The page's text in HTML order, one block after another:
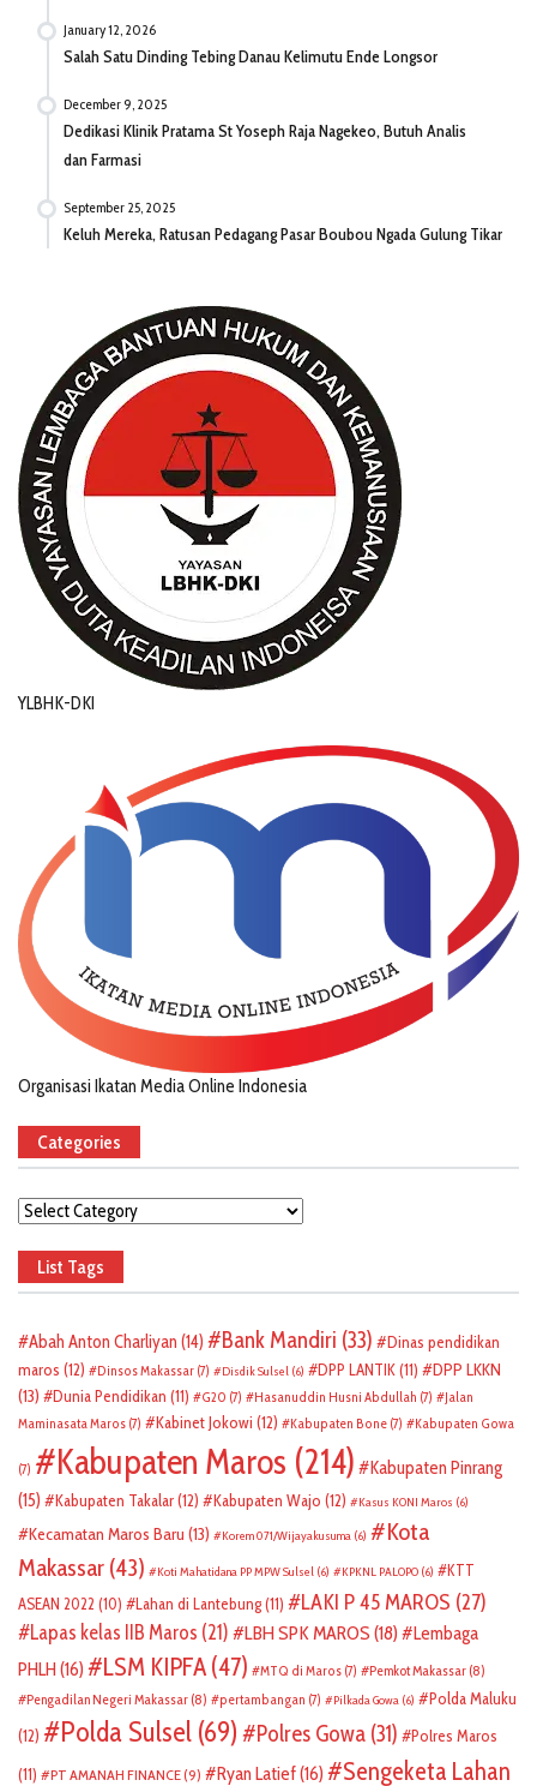
January 12, 2026
Salah Satu Dinding Tebing Danau Kelimutu Ende Longsor
December 9, 2025
Dedikasi Klinik Pratama St Yoseph Raja Nagekeo, Butuh Analis
dan Farmasi
September 25, 2025
Keluh Mereka, Ratusan Pedagang Pasar Boubou Ngada Gulung Tikar
YLBHK-DKI
Organisasi Ikatan Media Online Indonesia
Categories
Categories
List Tags
Abah Anton Charliyan (14) Bank Mandiri (33)
Dinas pendidikan
maros (12) Dinsos Makassar (7) Disdik Sulsel (6) DPP LANTIK(11)
DPP LKKN
(13)
Dunia Pendidikan (11) G20 (7) Hasanuddin Husni Abdullah (7)
Jalan
Maminasata Maros (7) Kabinet Jokowi (12) Kabupaten Bone (7) Kabupaten Gowa
(7) Kabupaten Maros (214)
Kabupaten Pinrang
(15)
Kabupaten Takalar(12) Kabupaten Wajo (12) Kasus KONI Maros (6)
Kecamatan Maros Baru (13) Korem 071/Wijayakusuma (6)
Kota
Makassar (43) Koti Mahatidana PP MPW Sulsel (6) KPKNL PALOPO (6)
KTT
ASEAN 2022 (10) Lahan di Lantebung(11) LAKI P 45 MAROS (27)
Lapas kelas IIB Maros (21) LBH SPK MAROS (18)
Lembaga
PHLH (16) LSM KIPFA (47) MTQ di Maros (7) Pemkot Makassar (8)
Pengadilan Negeri Makassar (8) pertambangan (7) Pilkada Gowa (6)
Polda Maluku
(12)
Polda Sulsel (69) Polres Gowa (31)
Polres Maros
(11)
PT AMANAH FINANCE(9) Ryan Latief(16)
Sengeketa Lahan